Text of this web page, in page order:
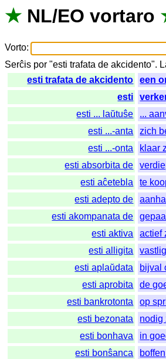
★ NL/EO vortaro
Vorto:
Serĉis por "esti trafata de akcidento".
esti trafata de akcidento
een
esti
esti ... laŭtuŝe
...
esti ...-anta
zich
esti ...-onta
klaar
esti absorbita de
esti aĉetebla
te
esti adepto de
esti akompanata de
esti aktiva
actief
esti alligita
esti aplaŭdata
bijval
esti aprobita
de
esti bankrotonta
op
esti bezonata
nodig
esti bonhava
in
esti bonŝanca
boffen